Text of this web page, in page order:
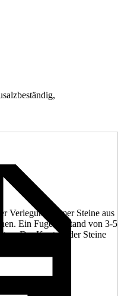
Verlegung immer Steine aus
Ein Fugenabstand von 3-5
Der Kontakt der Steine